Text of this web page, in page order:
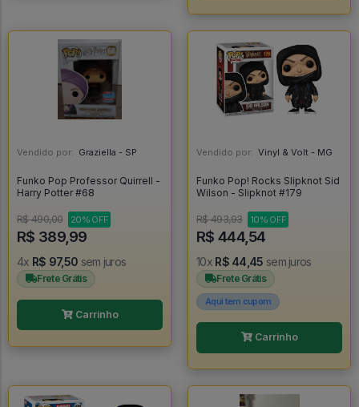
Vendido por: Graziella - SP
Funko Pop Professor Quirrell -
Harry Potter #68
R$ 490,00 20% OFF
R$ 389,99
4x R$ 97,50 sem juros
Frete Grátis
Carrinho
Vendido por: Vinyl & Volt - MG
Funko Pop! Rocks Slipknot Sid
Wilson - Slipknot #179
R$ 493,93 10% OFF
R$ 444,54
10x R$ 44,45 sem juros
Frete Grátis
Aqui tem cupom
Carrinho